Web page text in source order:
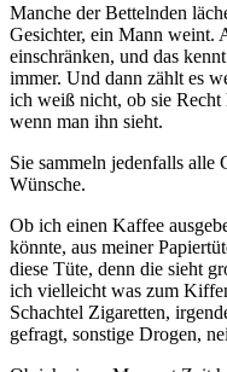
Manche der Bettelnden
Gesichter, ein Mann weint.
einschränken, und das
immer. Und dann zählt es
ich weiß nicht, ob sie Recht
wenn man ihn sieht.
Sie sammeln jedenfalls alle
Wünsche.
Ob ich einen Kaffee
könnte, aus meiner
diese Tüte, denn die sieht
ich vielleicht was zum
Schachtel Zigaretten,
gefragt, sonstige Drogen,